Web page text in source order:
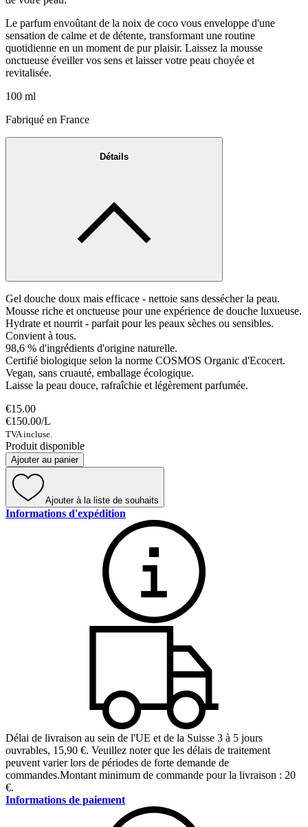
Le parfum envoûtant de la noix de coco vous enveloppe d'une
sensation de calme et de détente, transformant une routine
quotidienne en un moment de pur plaisir. Laissez la mousse
onctueuse éveiller vos sens et laisser votre peau choyée et
revitalisée.
100 ml
Fabriqué en France
Détails
Gel douche doux mais efficace - nettoie sans dessécher la peau.
Mousse riche et onctueuse pour une expérience de douche luxueuse.
Hydrate et nourrit - parfait pour les peaux sèches ou sensibles.
Convient à tous.
98,6 % d'ingrédients d'origine naturelle.
Certifié biologique selon la norme COSMOS Organic d'Ecocert.
Vegan, sans cruauté, emballage écologique.
Laisse la peau douce, rafraîchie et légèrement parfumée.
€15.00
€150.00/L
TVA incluse.
Produit disponible
Ajouter au panier
Ajouter à la liste de souhaits
Informations d'expédition
Délai de livraison au sein de l'UE et de la Suisse 3 à 5 jours
ouvrables, 15,90 €. Veuillez noter que les délais de traitement
peuvent varier lors de périodes de forte demande de
commandes.Montant minimum de commande pour la livraison : 20
€.
Informations de paiement